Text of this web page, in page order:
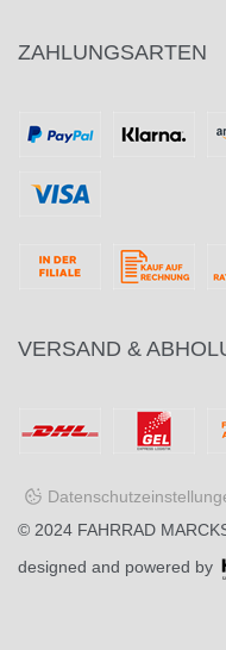
ZAHLUNGSARTEN
VERSAND &
© 2024 FAHRRAD
designed and powered by